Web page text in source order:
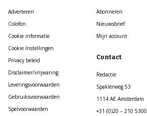
Adverteren
Colofon
Cookie informatie
Cookie Instellingen
Privacy beleid
Disclaimer/vrijwaring
Leveringsvoorwaarden
Gebruiksvoorwaarden
Spelvoorwaarden
Abonneren
Nieuwsbrief
Mijn account
Contact
Redactie
Spaklerweg 53
1114 AE Amsterdam
+31 (0)20 – 210 5300